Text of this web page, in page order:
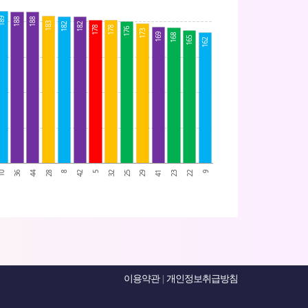
36 44 28 8 42 5 32 25 29 41 23 22 9
188 188 183 182 182 178 178 176 173 169 168 165 162
이용약관 개인정보취급방침